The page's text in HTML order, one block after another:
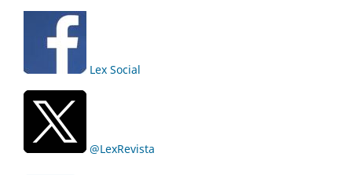
Lex Social
@LexRevista